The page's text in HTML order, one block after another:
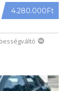
4.280.000Ft